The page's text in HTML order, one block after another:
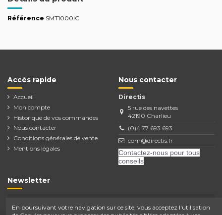
Référence SMT1000IC
Accès rapide
Accueil
Mon compte
Historique de vos commandes
Nous contacter
Conditions générales de vente
Mentions légales
Nous contacter
Directis
5 rue des navettes
42190 Charlieu
(0)4 77 693 693
com@directis.fr
Contactez-nous pour tous
conseils
Newsletter
En poursuivant votre navigation sur ce site, vous acceptez l'utilisation